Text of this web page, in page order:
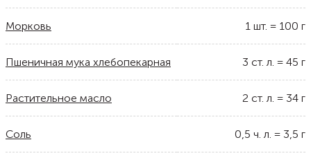
Морковь 1 шт. = 100 г
Пшеничная мука хлебопекарная 3 ст. л. = 45 г
Растительное масло 2 ст. л. = 34 г
Соль 0,5 ч. л. = 3,5 г